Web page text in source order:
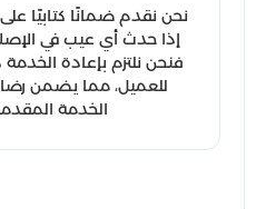
نحن نقدم ضمانًا كتابيًا
إذا حدث أي عيب في
فنحن نلتزم بإعادة
للعميل، مما يضمن رضا
الخدمة